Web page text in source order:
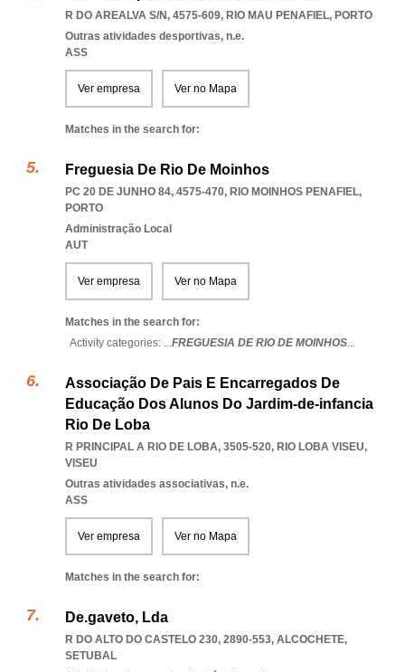
R DO AREALVA S/N, 4575-609, RIO MAU PENAFIEL, PORTO
Outras atividades desportivas, n.e.
ASS
Ver empresa Ver no Mapa
Matches in the search for:
Freguesia De Rio De Moinhos
PC 20 DE JUNHO 84, 4575-470, RIO MOINHOS PENAFIEL,
PORTO
Administração Local
AUT
Ver empresa Ver no Mapa
Matches in the search for:
Activity categories: ...FREGUESIA DE RIO DE MOINHOS...
Associação De Pais E Encarregados De
Educação Dos Alunos Do Jardim-de-infancia
Rio De Loba
R PRINCIPAL A RIO DE LOBA, 3505-520, RIO LOBA VISEU,
VISEU
Outras atividades associativas, n.e.
ASS
Ver empresa Ver no Mapa
Matches in the search for:
De.gaveto, Lda
R DO ALTO DO CASTELO 230, 2890-553, ALCOCHETE,
SETUBAL